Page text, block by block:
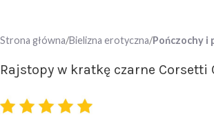
Strona główna Bielizna erotyczna Pończochy i
Rajstopy w kratkę czarne Corsetti